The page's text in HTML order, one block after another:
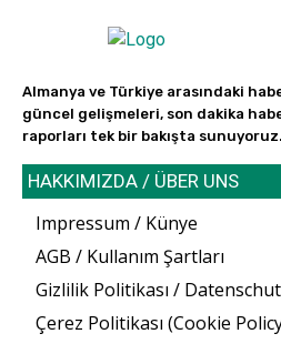
Almanya ve Türkiye arasındaki
güncel gelişmeleri, son dakika
raporları tek bir bakışta sunuyoruz.
HAKKIMIZDA / ÜBER UNS
Impressum / Künye
AGB / Kullanım Şartları
Gizlilik Politikası /
Çerez Politikası (Cookie